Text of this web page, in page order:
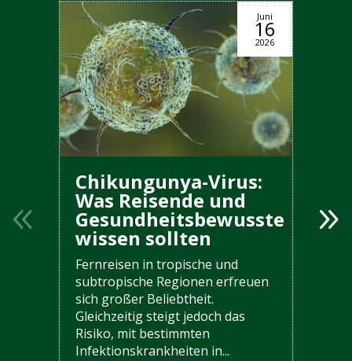
Juni
16
2026
Chikungunya-Virus:
Was Reisende und
Gesundheitsbewusste
wissen sollten
Fernreisen in tropische und
subtropische Regionen erfreuen
sich großer Beliebtheit.
Gleichzeitig steigt jedoch das
Risiko, mit bestimmten
Infektionskrankheiten in...